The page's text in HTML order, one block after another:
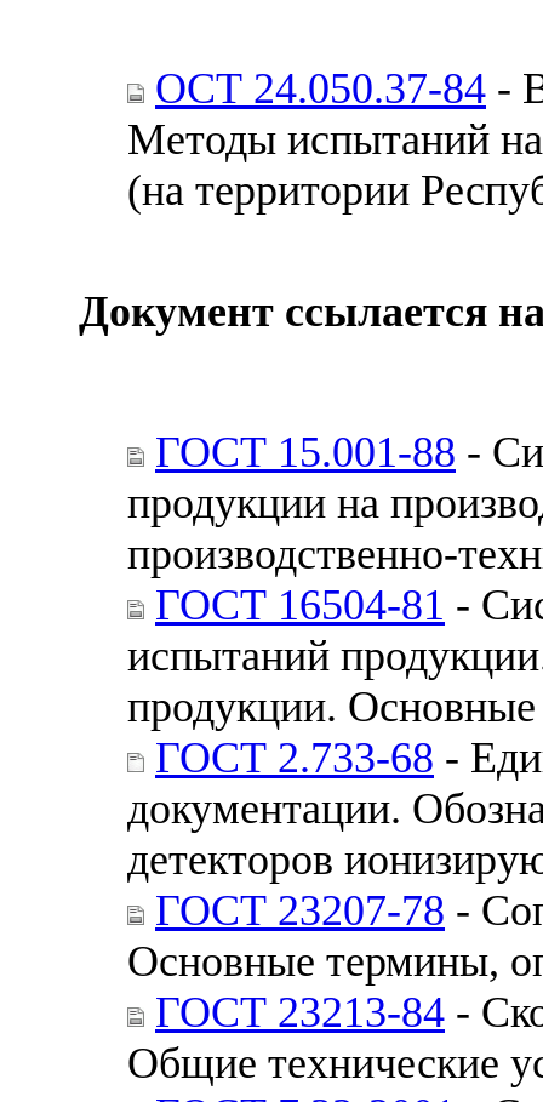
ОСТ 24.050.37-84 -
Методы испытаний на
(на территории
Документ ссылается
ГОСТ 15.001-88 -
продукции на
производственно-
ГОСТ 16504-81 -
испытаний
продукции.
ГОСТ 2.733-68 -
документации.
детекторов
ГОСТ 23207-78 -
Основные термины,
ГОСТ 23213-84 -
Общие технические